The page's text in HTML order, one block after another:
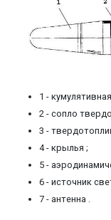
1 -
2 - сопло
3 -
4 - крылья ;
5 -
6 - источник
7 - антенна .